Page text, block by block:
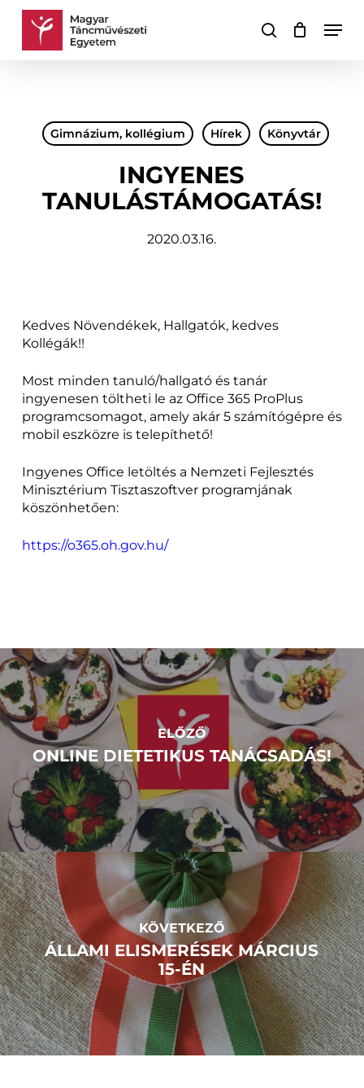
Skip
keresés
Kosár Kosár
Gimnázium, kollégium Hírek Könyvtár
INGYENES
TANULÁSTÁMOGATÁS!
2020.03.16.
Kedves Növendékek, Hallgatók, kedves
Kollégák!!
Most minden tanuló/hallgató és tanár
ingyenesen töltheti le az Office 365 ProPlus
programcsomagot, amely akár 5 számítógépre és
mobil eszközre is telepíthető!
Ingyenes Office letöltés a Nemzeti Fejlesztés
Minisztérium Tisztaszoftver programjának
köszönhetően:
https://o365.oh.gov.hu/
ELŐZŐ
ONLINE DIETETIKUS TANÁCSADÁS!
KÖVETKEZŐ
ÁLLAMI ELISMERÉSEK MÁRCIUS
15-ÉN